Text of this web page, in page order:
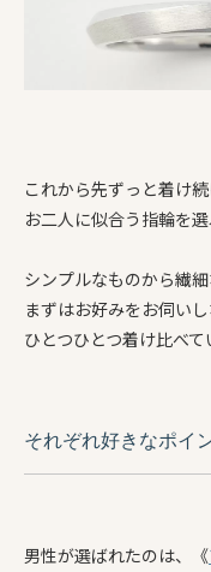
これから先ずっと着け
お二人に似合う指輪を選
シンプルなものから繊細
まずはお好みをお伺い
ひとつひとつ着け比べて
それぞれ好きなポイ
男性が選ばれたのは、《